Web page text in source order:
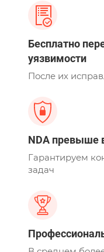
Бесплатно
уязвимости
После их
NDA превыше
Гарантируем
задач